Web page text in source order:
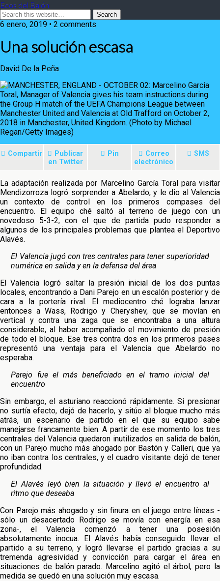
Ecos del Balón
6 enero, 2019 • 2 comments
Una solución escasa
David De la Peña
Compartir
Publicar
en Twitter
Pin
Correo
electrónico
SMS
La adaptación realizada por Marcelino García Toral para visitar
Mendizorroza logró sorprender a Abelardo, y le dio al Valencia
un contexto de control en los primeros compases del
encuentro. El equipo ché saltó al terreno de juego con un
novedoso 5-3-2, con el que de partida pudo responder a
algunos de los principales problemas que plantea el Deportivo
Alavés.
El Valencia jugó con tres centrales para tener superioridad
numérica en salida y en la defensa del área
El Valencia logró saltar la presión inicial de los dos puntas
locales, encontrando a Dani Parejo en un escalón posterior y de
cara a la portería rival. El mediocentro ché lograba lanzar
entonces a Wass, Rodrigo y Cheryshev, que se movían en
vertical y contra una zaga que se encontraba a una altura
considerable, al haber acompañado el movimiento de presión
de todo el bloque. Ese tres contra dos en los primeros pases
representó una ventaja para el Valencia que Abelardo no
esperaba.
Parejo fue el más beneficiado en el tramo inicial del
encuentro
Sin embargo, el asturiano reaccionó rápidamente. Si presionar
no surtía efecto, dejó de hacerlo, y sitúo al bloque mucho más
atrás, un escenario de partido en el que su equipo sabe
manejarse francamente bien. A partir de ese momento los tres
centrales del Valencia quedaron inutilizados en salida de balón,
con un Parejo mucho más ahogado por Bastón y Calleri, que ya
no iban contra los centrales, y el cuadro visitante dejó de tener
profundidad.
El Alavés leyó bien la situación y llevó el encuentro al
ritmo que deseaba
Con Parejo más ahogado y sin finura en el juego entre líneas -
sólo un desacertado Rodrigo se movía con energía en esa
zona-, el Valencia comenzó a tener una posesión
absolutamente inocua. El Alavés había conseguido llevar el
partido a su terreno, y logró llevarse el partido gracias a su
tremenda agresividad y convicción para cargar el área en
situaciones de balón parado. Marcelino agitó el árbol, pero la
medida se quedó en una solución muy escasa.